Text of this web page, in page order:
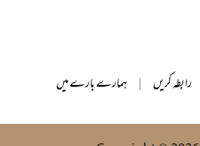
ہمارے بارے میں | رابطہ کریں